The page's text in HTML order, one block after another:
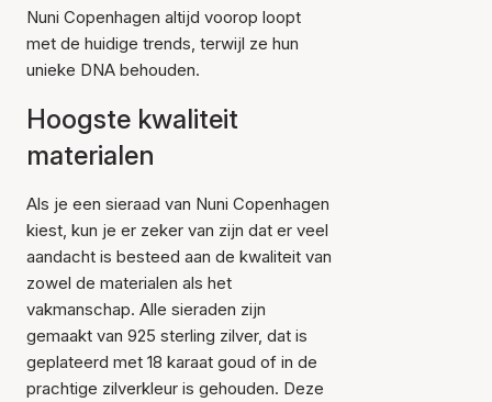
Nuni Copenhagen altijd voorop loopt
met de huidige trends, terwijl ze hun
unieke DNA behouden.
Hoogste kwaliteit
materialen
Als je een sieraad van Nuni Copenhagen
kiest, kun je er zeker van zijn dat er veel
aandacht is besteed aan de kwaliteit van
zowel de materialen als het
vakmanschap. Alle sieraden zijn
gemaakt van 925 sterling zilver, dat is
geplateerd met 18 karaat goud of in de
prachtige zilverkleur is gehouden. Deze